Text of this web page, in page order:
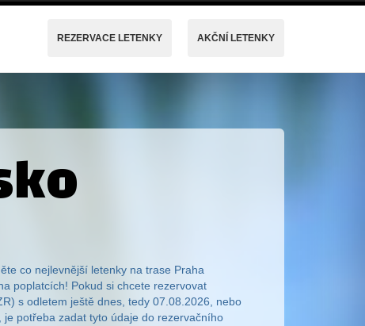
REZERVACE LETENKY AKČNÍ LETENKY
co nejlevnější letenky na trase Praha
poplatcích! Pokud si chcete rezervovat
s odletem ještě dnes, tedy 07.08.2026, nebo
potřeba zadat tyto údaje do rezervačního